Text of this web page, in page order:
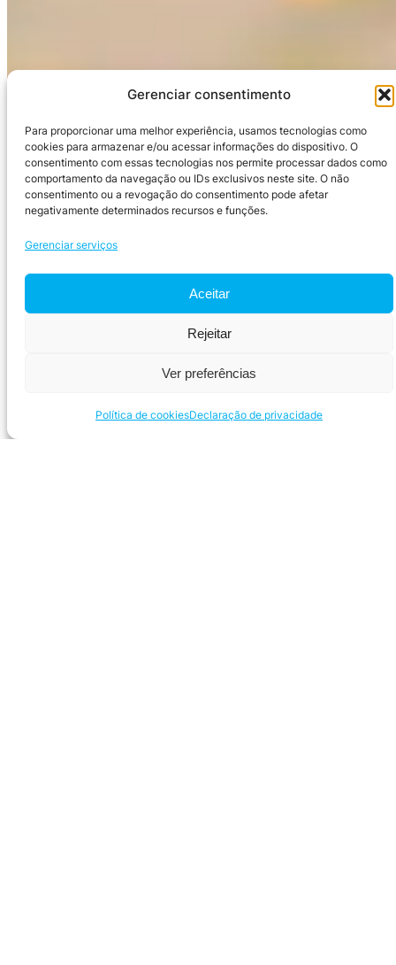
Gerenciar consentimento
Para proporcionar uma melhor experiência, usamos tecnologias como
cookies para armazenar e/ou acessar informações do dispositivo. O
consentimento com essas tecnologias nos permite processar dados como
comportamento da navegação ou IDs exclusivos neste site. O não
consentimento ou a revogação do consentimento pode afetar
negativamente determinados recursos e funções.
Gerenciar serviços
Aceitar
Rejeitar
Ver preferências
Política de cookiesDeclaração de privacidade